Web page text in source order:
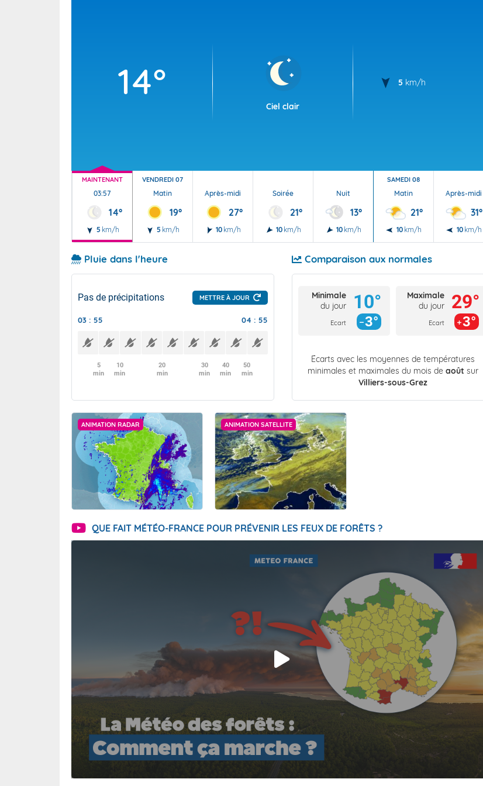
14°
Ciel clair
5 km/h
MAINTENANT
03:57
14°
5 km/h
VENDREDI 07
Matin
19°
5 km/h
Après-midi
27°
10 km/h
Soirée
21°
10 km/h
Nuit
13°
10 km/h
SAMEDI 08
Matin
21°
10 km/h
Après-midi
31°
10 km/h
Pluie dans l'heure
Pas de précipitations METTRE À JOUR
03 : 55 04 : 55
5
min
10
min
20
min
30
min
40
min
50
min
Comparaison aux normales
Minimale
du jour
Ecart
10°
3°
Maximale
du jour
Ecart
29°
3°
Écarts avec les moyennes de températures
minimales et maximales du mois de août sur
Villiers-sous-Grez
ANIMATION RADAR ANIMATION SATELLITE
QUE FAIT MÉTÉO-FRANCE POUR PRÉVENIR LES FEUX DE FORÊTS ?